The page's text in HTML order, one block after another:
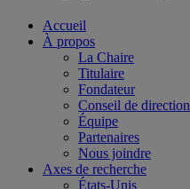
Accueil
À propos
La Chaire
Titulaire
Fondateur
Conseil de direction
Équipe
Partenaires
Nous joindre
Axes de recherche
États-Unis